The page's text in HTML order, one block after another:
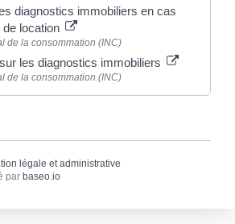
diagnostics immobiliers en cas
location
de la consommation (INC)
les diagnostics immobiliers
de la consommation (INC)
légale et administrative
par baseo.io